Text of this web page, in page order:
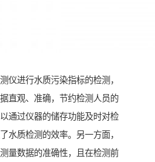
仪进行水质污染指标的检测，
直观、准确，节约检测人员的
通过仪器的储存功能及时对检
水质检测的效率。另一方面，
量数据的准确性，且在检测前